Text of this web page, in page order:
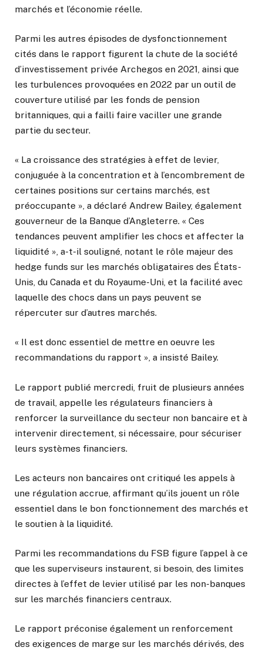
marchés et l’économie réelle.
Parmi les autres épisodes de dysfonctionnement
cités dans le rapport figurent la chute de la société
d’investissement privée Archegos en 2021, ainsi que
les turbulences provoquées en 2022 par un outil de
couverture utilisé par les fonds de pension
britanniques, qui a failli faire vaciller une grande
partie du secteur.
« La croissance des stratégies à effet de levier,
conjuguée à la concentration et à l’encombrement de
certaines positions sur certains marchés, est
préoccupante », a déclaré Andrew Bailey, également
gouverneur de la Banque d’Angleterre. « Ces
tendances peuvent amplifier les chocs et affecter la
liquidité », a-t-il souligné, notant le rôle majeur des
hedge funds sur les marchés obligataires des États-
Unis, du Canada et du Royaume-Uni, et la facilité avec
laquelle des chocs dans un pays peuvent se
répercuter sur d’autres marchés.
« Il est donc essentiel de mettre en oeuvre les
recommandations du rapport », a insisté Bailey.
Le rapport publié mercredi, fruit de plusieurs années
de travail, appelle les régulateurs financiers à
renforcer la surveillance du secteur non bancaire et à
intervenir directement, si nécessaire, pour sécuriser
leurs systèmes financiers.
Les acteurs non bancaires ont critiqué les appels à
une régulation accrue, affirmant qu’ils jouent un rôle
essentiel dans le bon fonctionnement des marchés et
le soutien à la liquidité.
Parmi les recommandations du FSB figure l’appel à ce
que les superviseurs instaurent, si besoin, des limites
directes à l’effet de levier utilisé par les non-banques
sur les marchés financiers centraux.
Le rapport préconise également un renforcement
des exigences de marge sur les marchés dérivés, des